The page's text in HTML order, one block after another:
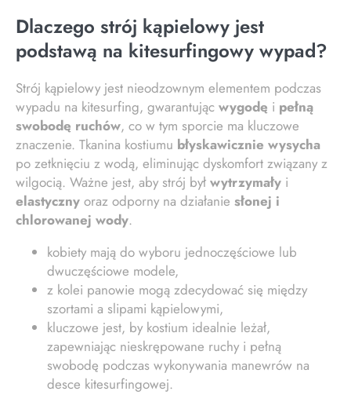
Dlaczego strój kąpielowy jest
podstawą na kitesurfingowy wypad?
Strój kąpielowy jest nieodzownym elementem podczas
wypadu na kitesurfing, gwarantując wygodę i pełną
swobodę ruchów, co w tym sporcie ma kluczowe
znaczenie. Tkanina kostiumu błyskawicznie wysycha
po zetknięciu z wodą, eliminując dyskomfort związany z
wilgocią. Ważne jest, aby strój był wytrzymały i
elastyczny oraz odporny na działanie słonej i
chlorowanej wody.
kobiety mają do wyboru jednoczęściowe lub
dwuczęściowe modele,
z kolei panowie mogą zdecydować się między
szortami a slipami kąpielowymi,
kluczowe jest, by kostium idealnie leżał,
zapewniając nieskrępowane ruchy i pełną
swobodę podczas wykonywania manewrów na
desce kitesurfingowej.